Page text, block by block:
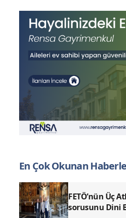
En Çok Okunan
FETÖ’nün Üç
sorusunu Dini